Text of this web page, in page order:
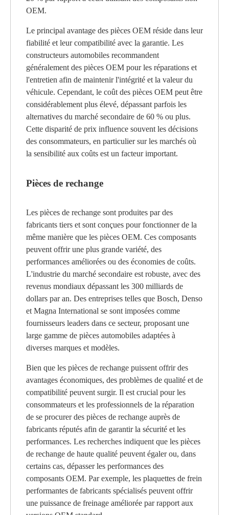
OEM.
Le principal avantage des pièces OEM réside dans leur
fiabilité et leur compatibilité avec la garantie. Les
constructeurs automobiles recommandent
généralement des pièces OEM pour les réparations et
l'entretien afin de maintenir l'intégrité et la valeur du
véhicule. Cependant, le coût des pièces OEM peut être
considérablement plus élevé, dépassant parfois les
alternatives du marché secondaire de 60 % ou plus.
Cette disparité de prix influence souvent les décisions
des consommateurs, en particulier sur les marchés où
la sensibilité aux coûts est un facteur important.
Pièces de rechange
Les pièces de rechange sont produites par des
fabricants tiers et sont conçues pour fonctionner de la
même manière que les pièces OEM. Ces composants
peuvent offrir une plus grande variété, des
performances améliorées ou des économies de coûts.
L'industrie du marché secondaire est robuste, avec des
revenus mondiaux dépassant les 300 milliards de
dollars par an. Des entreprises telles que Bosch, Denso
et Magna International se sont imposées comme
fournisseurs leaders dans ce secteur, proposant une
large gamme de pièces automobiles adaptées à
diverses marques et modèles.
Bien que les pièces de rechange puissent offrir des
avantages économiques, des problèmes de qualité et de
compatibilité peuvent surgir. Il est crucial pour les
consommateurs et les professionnels de la réparation
de se procurer des pièces de rechange auprès de
fabricants réputés afin de garantir la sécurité et les
performances. Les recherches indiquent que les pièces
de rechange de haute qualité peuvent égaler ou, dans
certains cas, dépasser les performances des
composants OEM. Par exemple, les plaquettes de frein
performantes de fabricants spécialisés peuvent offrir
une puissance de freinage améliorée par rapport aux